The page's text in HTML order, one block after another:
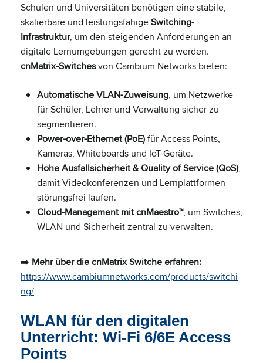
Schulen und Universitäten benötigen eine stabile,
skalierbare und leistungsfähigeSwitching-
Infrastruktur, um den steigenden Anforderungen an
digitale Lernumgebungen gerecht zu werden.
cnMatrix-Switchesvon Cambium Networks bieten:
Automatische VLAN-Zuweisung, um Netzwerke
für Schüler, Lehrer und Verwaltung sicher zu
segmentieren.
Power-over-Ethernet (PoE)für Access Points,
Kameras, Whiteboards und IoT-Geräte.
Hohe Ausfallsicherheit & Quality of Service (QoS),
damit Videokonferenzen und Lernplattformen
störungsfrei laufen.
Cloud-Management mit cnMaestro™, um Switches,
WLAN und Sicherheit zentral zu verwalten.
➡️ Mehr über die cnMatrix Switche erfahren:
https://www.cambiumnetworks.com/products/switchi
ng/
WLAN für den digitalen
Unterricht: Wi-Fi 6/6E Access
Points